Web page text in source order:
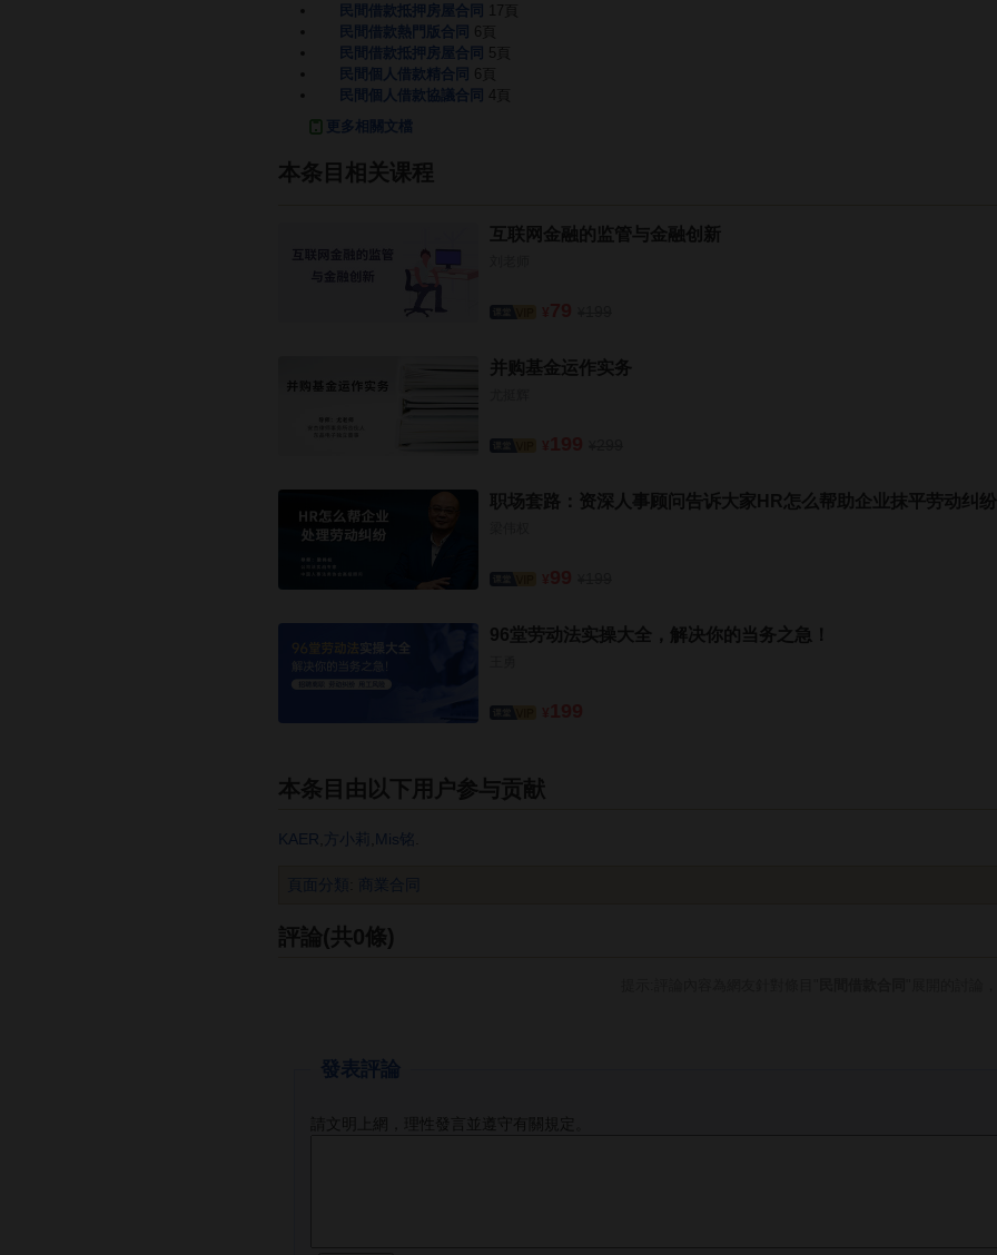
民間借款抵押房屋合同 17頁
民間借款熱門版合同
民間借款抵押房屋合同 5頁
民間個人借款精合同
民間個人借款協議合同
更多相關文檔
本条目相关课程
互联网金融的监管与金融创新
并购基金运作实务
职场套路：资深人事顾问告诉大家HR怎么帮助企业抹平劳动纠纷
96堂劳动法实操大全，解决你的当务之急！
本条目由以下用户参与贡献
KAER 方小莉 Mis铭
頁面分類 商業合同
評論(共0條)
發表評論
請文明上網，理性發言並遵守有關規定。